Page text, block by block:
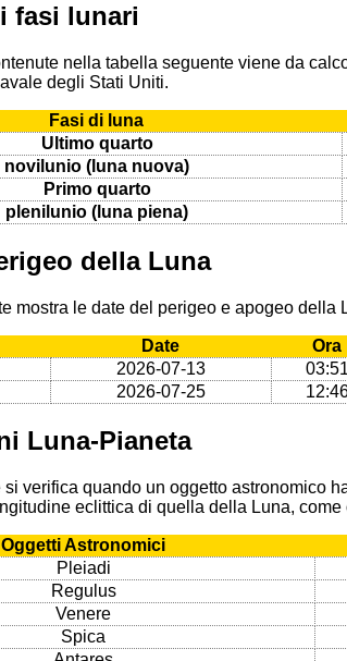
fasi lunari
nella tabella seguente viene da
degli Stati Uniti.
Fasi di luna
Ultimo quarto
novilunio (luna nuova)
Primo quarto
plenilunio (luna piena)
della Luna
mostra le date del perigeo e apogeo della
Date Ora
2026-07-13 03:51
2026-07-25
Luna-Pianeta
verifica quando un oggetto astronomico
eclittica di quella della Luna, come
Oggetti Astronomici
Pleiadi
Regulus
Venere
Spica